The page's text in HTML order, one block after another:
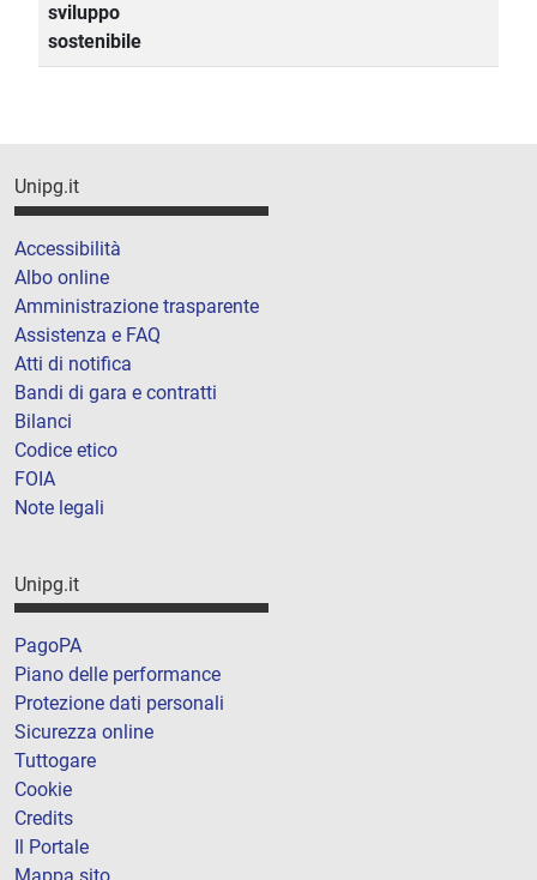
sviluppo
sostenibile
Unipg.it
Accessibilità
Albo online
Amministrazione trasparente
Assistenza e FAQ
Atti di notifica
Bandi di gara e contratti
Bilanci
Codice etico
FOIA
Note legali
Unipg.it
PagoPA
Piano delle performance
Protezione dati personali
Sicurezza online
Tuttogare
Cookie
Credits
Il Portale